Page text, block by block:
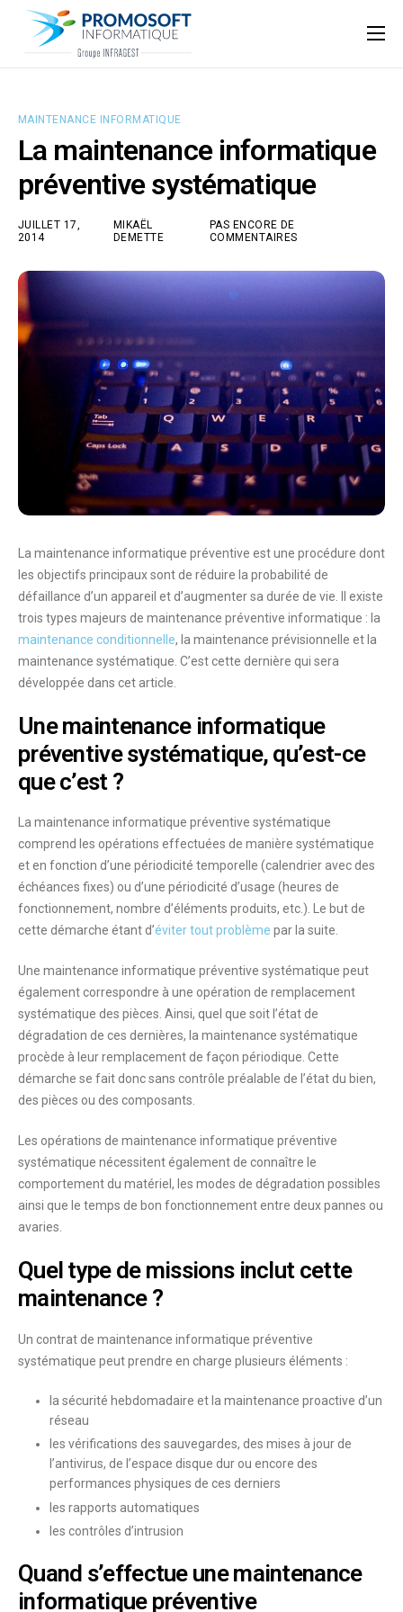
Qui sommes-nous ?
Nos ressources
Support
MAINTENANCE INFORMATIQUE
La maintenance informatique
préventive systématique
JUILLET 17,
2014
MIKAËL
DEMETTE
PAS ENCORE DE
COMMENTAIRES
La maintenance informatique préventive est une procédure dont
les objectifs principaux sont de réduire la probabilité de
défaillance d’un appareil et d’augmenter sa durée de vie. Il existe
trois types majeurs de maintenance préventive informatique : la
maintenance conditionnelle, la maintenance prévisionnelle et la
maintenance systématique. C’est cette dernière qui sera
développée dans cet article.
Une maintenance informatique
préventive systématique, qu’est-ce
que c’est ?
La maintenance informatique préventive systématique
comprend les opérations effectuées de manière systématique
et en fonction d’une périodicité temporelle (calendrier avec des
échéances fixes) ou d’une périodicité d’usage (heures de
fonctionnement, nombre d’éléments produits, etc.). Le but de
cette démarche étant d’éviter tout problème par la suite.
Une maintenance informatique préventive systématique peut
également correspondre à une opération de remplacement
systématique des pièces. Ainsi, quel que soit l’état de
dégradation de ces dernières, la maintenance systématique
procède à leur remplacement de façon périodique. Cette
démarche se fait donc sans contrôle préalable de l’état du bien,
des pièces ou des composants.
Les opérations de maintenance informatique préventive
systématique nécessitent également de connaître le
comportement du matériel , les modes de dégradation possibles
ainsi que le temps de bon fonctionnement entre deux pannes ou
avaries.
Quel type de missions inclut cette
maintenance ?
Un contrat de maintenance informatique préventive
systématique peutprendre en charge plusieurs éléments :
la sécurité hebdomadaire et la maintenance proactive d’un
réseau
les vérifications des sauvegardes, des mises à jour de
l’antivirus, de l’espace disque dur ou encore des
performances physiques de ces derniers
les rapports automatiques
les contrôles d’intrusion
Quand s’effectue une maintenance
informatique préventive